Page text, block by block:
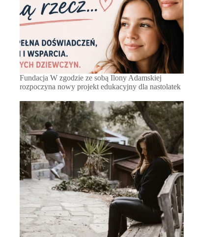
Fundacja W zgodzie ze sobą Ilony Adamskiej
rozpoczyna nowy projekt edukacyjny dla nastolatek